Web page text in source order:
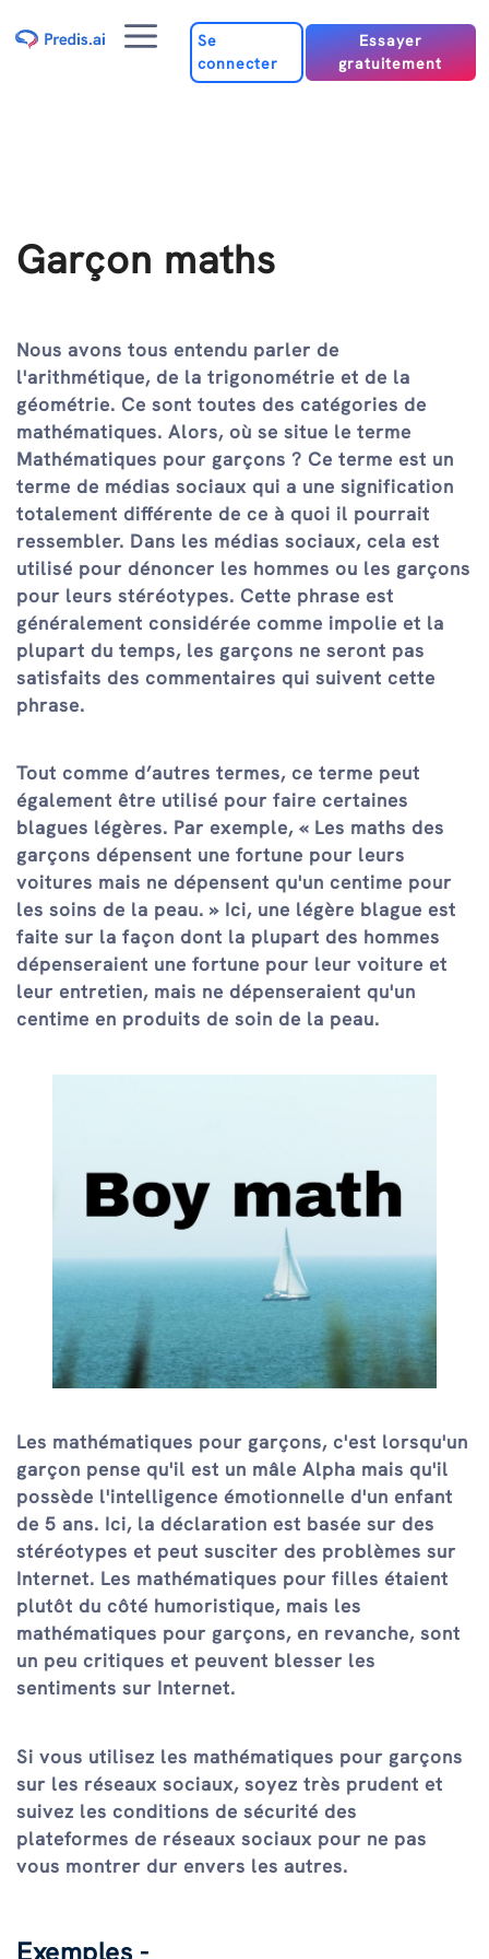
au
Menu
Se
connecter
Essayer
gratuitement
Garçon maths
Nous avons tous entendu parler de
l'arithmétique, de la trigonométrie et de la
géométrie. Ce sont toutes des catégories de
mathématiques. Alors, où se situe le terme
Mathématiques pour garçons ? Ce terme est un
terme de médias sociaux qui a une signification
totalement différente de ce à quoi il pourrait
ressembler. Dans les médias sociaux, cela est
utilisé pour dénoncer les hommes ou les garçons
pour leurs stéréotypes. Cette phrase est
généralement considérée comme impolie et la
plupart du temps, les garçons ne seront pas
satisfaits des commentaires qui suivent cette
phrase.
Tout comme d’autres termes, ce terme peut
également être utilisé pour faire certaines
blagues légères. Par exemple, « Les maths des
garçons dépensent une fortune pour leurs
voitures mais ne dépensent qu'un centime pour
les soins de la peau. » Ici, une légère blague est
faite sur la façon dont la plupart des hommes
dépenseraient une fortune pour leur voiture et
leur entretien, mais ne dépenseraient qu'un
centime en produits de soin de la peau.
Les mathématiques pour garçons, c'est lorsqu'un
garçon pense qu'il est un mâle Alpha mais qu'il
possède l'intelligence émotionnelle d'un enfant
de 5 ans. Ici, la déclaration est basée sur des
stéréotypes et peut susciter des problèmes sur
Internet. Les mathématiques pour filles étaient
plutôt du côté humoristique, mais les
mathématiques pour garçons, en revanche, sont
un peu critiques et peuvent blesser les
sentiments sur Internet.
Si vous utilisez les mathématiques pour garçons
sur les réseaux sociaux, soyez très prudent et
suivez les conditions de sécurité des
plateformes de réseaux sociaux pour ne pas
vous montrer dur envers les autres.
Exemples -